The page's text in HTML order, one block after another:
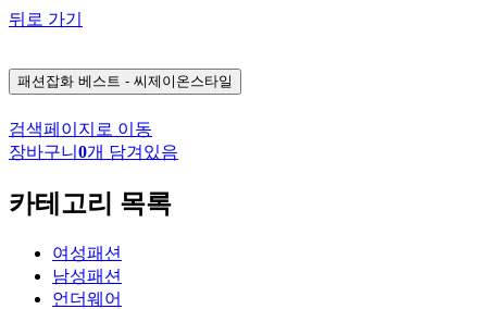
뒤로 가기
패션잡화 베스트 - 씨제이온스타일
검색페이지로 이동
장바구니 0개 담겨있음
카테고리 목록
여성패션
남성패션
언더웨어